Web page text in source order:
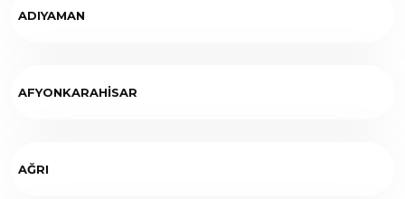
ADIYAMAN
AFYONKARAHİSAR
AĞRI